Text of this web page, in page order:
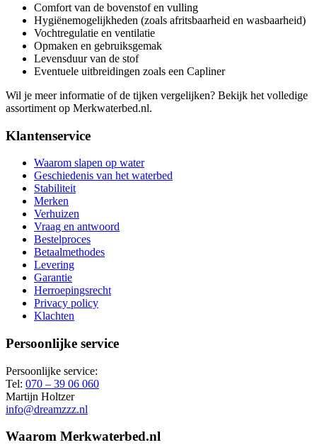
Comfort van de bovenstof en vulling
Hygiënemogelijkheden (zoals afritsbaarheid en wasbaarheid)
Vochtregulatie en ventilatie
Opmaken en gebruiksgemak
Levensduur van de stof
Eventuele uitbreidingen zoals een Capliner
Wil je meer informatie of de tijken vergelijken? Bekijk het volledige
assortiment op Merkwaterbed.nl.
Klantenservice
Waarom slapen op water
Geschiedenis van het waterbed
Stabiliteit
Merken
Verhuizen
Vraag en antwoord
Bestelproces
Betaalmethodes
Levering
Garantie
Herroepingsrecht
Privacy policy
Klachten
Persoonlijke service
Persoonlijke service:
Tel: 070 – 39 06 060
Martijn Holtzer
info@dreamzzz.nl
Waarom Merkwaterbed.nl